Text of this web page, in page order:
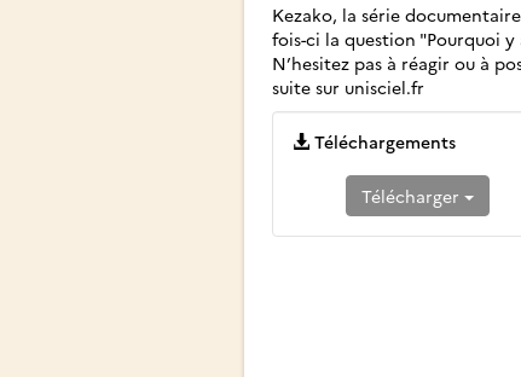
Kezako, la série
fois-ci la question "Pourquoi y
N’hesitez pas à réagir ou à
suite sur unisciel.fr
Téléchargements
Télécharger